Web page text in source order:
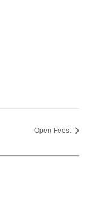
Open Feest